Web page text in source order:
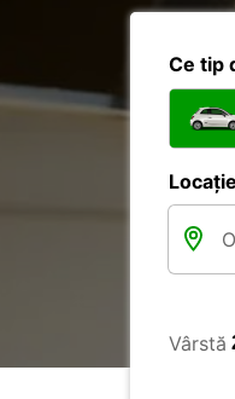
Ce tip
Vârstă